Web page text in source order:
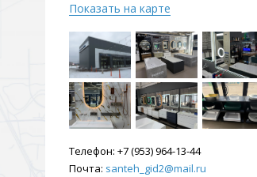
Показать на карте
Телефон: +7 (953) 964-13-44
Почта: santeh_gid2@mail.ru